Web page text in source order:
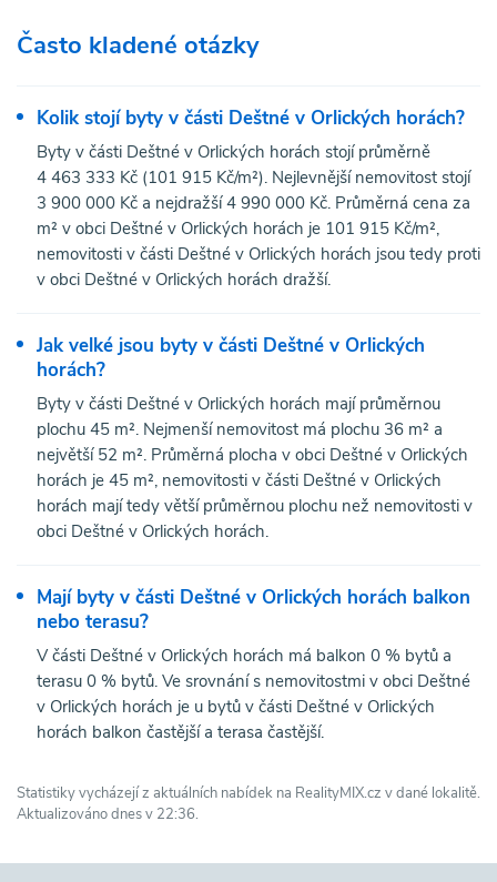
Často kladené otázky
Kolik stojí byty v části Deštné v Orlických horách?
Byty v části Deštné v Orlických horách stojí průměrně
4 463 333 Kč (101 915 Kč/m²). Nejlevnější nemovitost stojí
3 900 000 Kč a nejdražší 4 990 000 Kč. Průměrná cena za
m² v obci Deštné v Orlických horách je 101 915 Kč/m²,
nemovitosti v části Deštné v Orlických horách jsou tedy proti
v obci Deštné v Orlických horách dražší.
Jak velké jsou byty v části Deštné v Orlických
horách?
Byty v části Deštné v Orlických horách mají průměrnou
plochu 45 m². Nejmenší nemovitost má plochu 36 m² a
největší 52 m². Průměrná plocha v obci Deštné v Orlických
horách je 45 m², nemovitosti v části Deštné v Orlických
horách mají tedy větší průměrnou plochu než nemovitosti v
obci Deštné v Orlických horách.
Mají byty v části Deštné v Orlických horách balkon
nebo terasu?
V části Deštné v Orlických horách má balkon 0 % bytů a
terasu 0 % bytů. Ve srovnání s nemovitostmi v obci Deštné
v Orlických horách je u bytů v části Deštné v Orlických
horách balkon častější a terasa častější.
Statistiky vycházejí z aktuálních nabídek na RealityMIX.cz v dané lokalitě.
Aktualizováno dnes v 22:36.